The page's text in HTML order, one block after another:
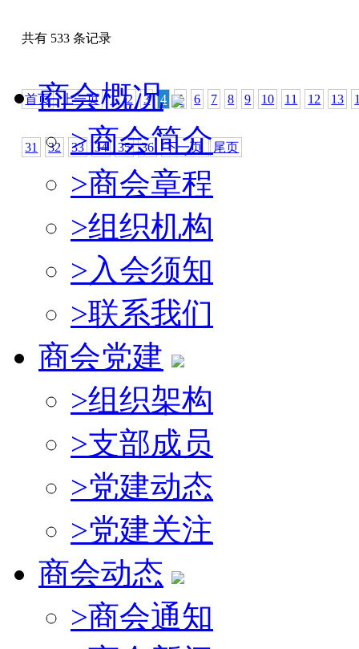
共有 533 条记录
首页 上一页 1 2 3 4 5 6 7 8 9 10 11 12 13
31 32 33 34 35 36 下一页 尾页
商会概况
>商会简介
>商会章程
>组织机构
>入会须知
>联系我们
商会党建
>组织架构
>支部成员
>党建动态
>党建关注
商会动态
>商会通知